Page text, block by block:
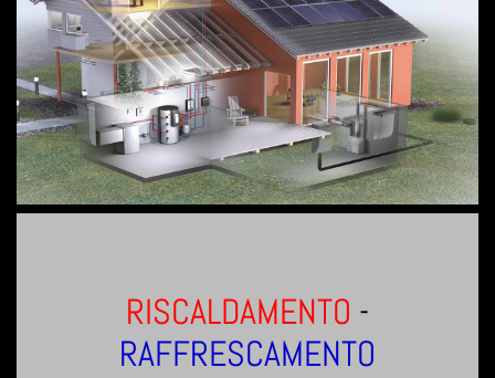
RISCALDAMENTO -
RAFFRESCAMENTO